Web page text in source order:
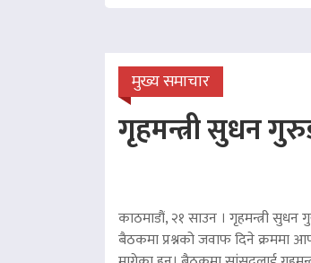
मुख्य समाचार
गृहमन्त्री सुधन
काठमाडौं, २१ साउन । गृहमन्त्री सुधन
बैठकमा प्रश्नको जवाफ दिने क्रममा